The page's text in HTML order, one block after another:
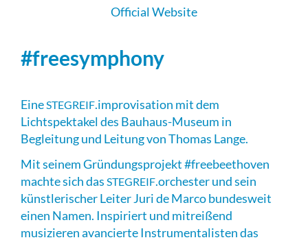
Official Website
#freesymphony
Eine STEGREIF.improvisation mit dem
Lichtspektakel des Bauhaus-Museum in
Begleitung und Leitung von Thomas Lange.
Mit seinem Gründungsprojekt #freebeethoven
machte sich das STEGREIF.orchester und sein
künstlerischer Leiter Juri de Marco bundesweit
einen Namen. Inspiriert und mitreißend
musizieren avancierte Instrumentalisten das